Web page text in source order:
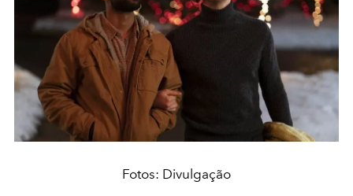
Fotos: Divulgação